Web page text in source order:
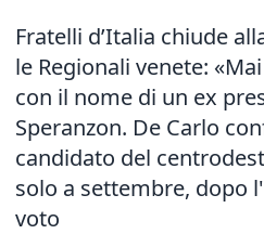
Fratelli d’Italia chiude
le Regionali venete:
con il nome di un ex
Speranzon. De Carlo
candidato del
solo a settembre, dopo
voto